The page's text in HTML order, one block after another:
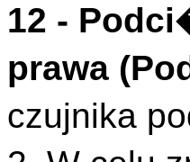
12 -
prawa (
czujnika